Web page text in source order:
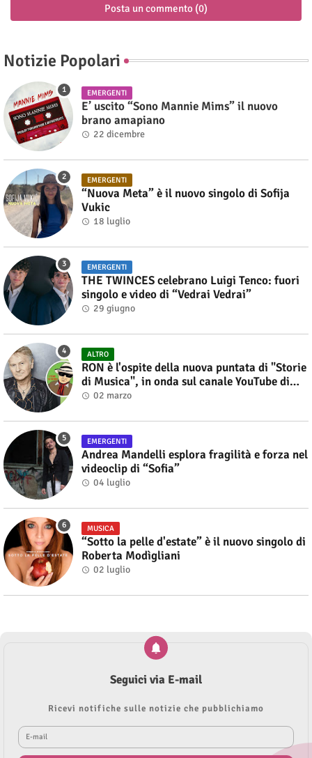
Posta un commento (0)
Notizie Popolari
EMERGENTI
E’ uscito “Sono Mannie Mims” il nuovo
brano amapiano
22 dicembre
EMERGENTI
“Nuova Meta” è il nuovo singolo di Sofija
Vukic
18 luglio
EMERGENTI
THE TWINCES celebrano Luigi Tenco: fuori
singolo e video di “Vedrai Vedrai”
29 giugno
ALTRO
RON è l'ospite della nuova puntata di "Storie
di Musica", in onda sul canale YouTube di
Alberto Salerno
02 marzo
EMERGENTI
Andrea Mandelli esplora fragilità e forza nel
videoclip di “Sofia”
04 luglio
MUSICA
“Sotto la pelle d'estate” è il nuovo singolo di
Roberta Modìgliani
02 luglio
Seguici via E-mail
Ricevi notifiche sulle notizie che pubblichiamo